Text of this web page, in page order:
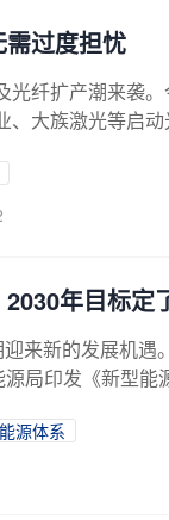
过度担忧
光纤扩产潮来袭
、大族激光等启
年目标
来新的发展机
局印发《新型能
源体系